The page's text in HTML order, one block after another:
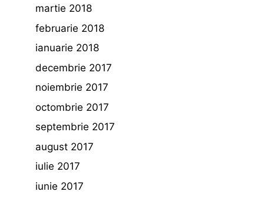
martie 2018
februarie 2018
ianuarie 2018
decembrie 2017
noiembrie 2017
octombrie 2017
septembrie 2017
august 2017
iulie 2017
iunie 2017